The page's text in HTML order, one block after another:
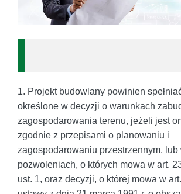
1. Projekt budowlany powinien
określone w decyzji o warunkach
zagospodarowania terenu, jeżeli jest
zgodnie z przepisami o planowaniu i
zagospodarowaniu przestrzennym, lub
pozwoleniach, o których mowa w art.
ust. 1, oraz decyzji, o której mowa w